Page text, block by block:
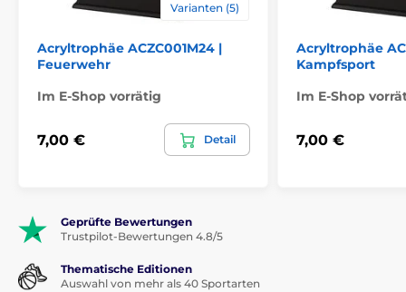
Varianten (5)
Acryltrophäe ACZC001M24 |
Feuerwehr
Im E-Shop vorrätig
7,00 € Detail
Acryltrophäe
Kampfsport
Im E-Shop
7,00 €
Geprüfte Bewertungen
Trustpilot-Bewertungen 4.8/5
Thematische Editionen
Auswahl von mehr als 40 Sportarten